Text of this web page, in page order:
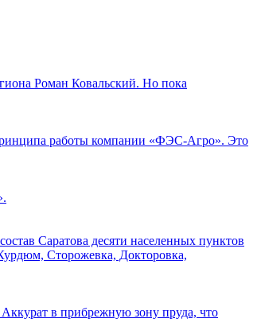
Роман Ковальский. Но пока
работы компании «ФЭС-Агро». Это
Саратова десяти населенных пунктов
Сторожевка, Докторовка,
в прибрежную зону пруда, что